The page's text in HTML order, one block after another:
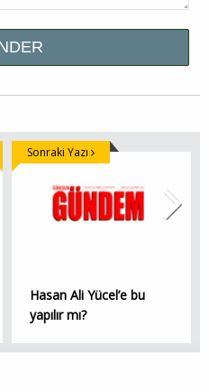
Hasan Ali Yücel’e bu
yapılır mı?
Sonraki Yazı